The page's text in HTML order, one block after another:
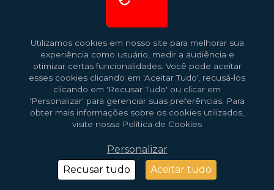
Utilizamos cookies em nosso site para melhorar sua
experiência como usuário, medir a audiência e
otimizar certas funcionalidades. Você pode aceitar
esses cookies clicando em 'Aceitar Tudo', recusá-los
clicando em 'Recusar Tudo' ou clicar em
'Personalizar' para gerenciar suas preferências. Para
obter mais informações sobre os cookies utilizados,
visite nossa Política de Cookies
Aceitar tudo
Recusar tudo
Personalizar